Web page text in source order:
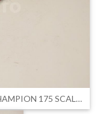
POLISTIL A119 FERRAR312 T4 SERIE CHAMPION 175 SCALA 1/32